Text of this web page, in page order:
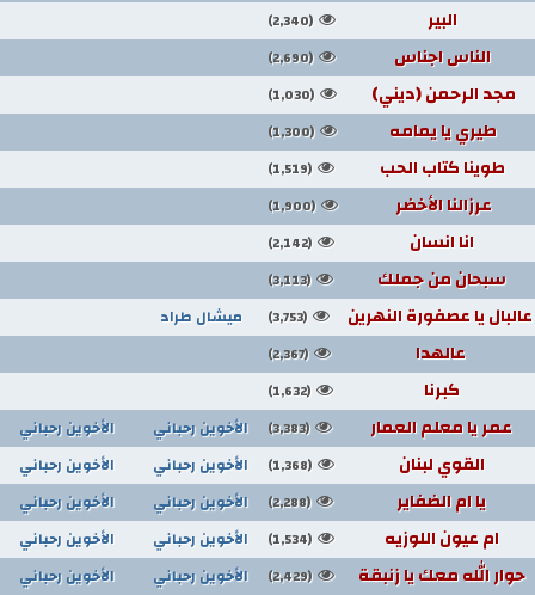
البير (2,340)
الناس اجناس (2,690)
مجد الرحمن (ديني) (1,030)
طيري يا يمامه (1,300)
طوينا كتاب الحب (1,519)
عرزالنا الأخضر (1,900)
انا انسان (2,142)
سبحان من جملك (3,113)
عالبال يا عصفورة النهرين (3,753) ميشال طراد
عالهدا (2,367)
كبرنا (1,632)
عمر يا معلم العمار (3,383) الأخوين رحباني الأخوين رحباني
القوي لبنان (1,368) الأخوين رحباني الأخوين رحباني
يا ام الضفاير (2,288) الأخوين رحباني الأخوين رحباني
ام عيون اللوزيه (1,534) الأخوين رحباني الأخوين رحباني
حوار الله معك يا زنبقة (2,429) الأخوين رحباني الأخوين رحباني